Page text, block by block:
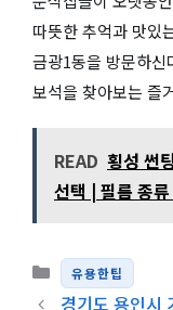
따뜻한 추억과 맛있
금광1동을 방문하신
보석을 찾아보는 즐
READ 횡성 썬
선택 | 필름 종
카테고리
유용한팁
경기도 용인시